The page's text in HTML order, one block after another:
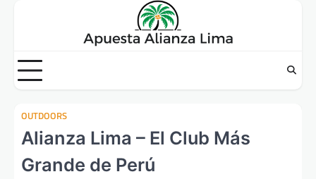
OUTDOORS
Alianza Lima – El Club Más
Grande de Perú